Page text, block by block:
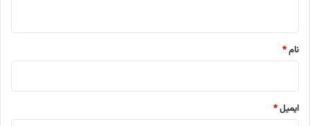
نام*
ایمیل*